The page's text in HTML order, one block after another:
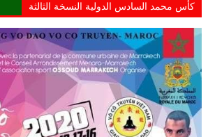
كأس محمد السادس الدولية النسخة الثالثة